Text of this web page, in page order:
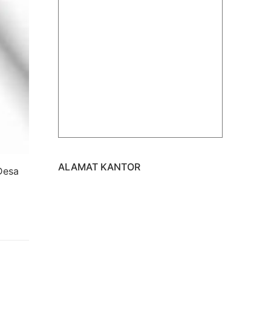
ALAMAT KANTOR